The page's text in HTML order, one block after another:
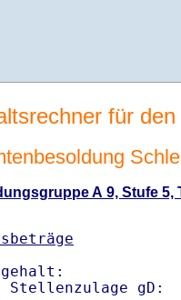
für
A 9, Stufe 5,